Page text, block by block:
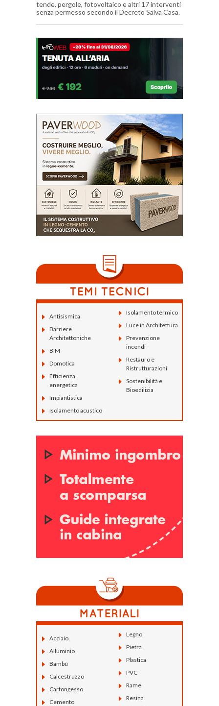
tende, pergole, fotovoltaico e altri 17 interventi
senza permesso secondo il Decreto Salva Casa.
Antisismica
Barriere
Architettoniche
BIM
Domotica
Efficienza
energetica
Impiantistica
Isolamento acustico
Isolamento termico
Luce in Architettura
Prevenzione
incendi
Restauro e
Ristrutturazioni
Sostenibilità e
Bioedilizia
Acciaio
Alluminio
Bambù
Calcestruzzo
Cartongesso
Cemento
Legno
Pietra
Plastica
PVC
Rame
Resina